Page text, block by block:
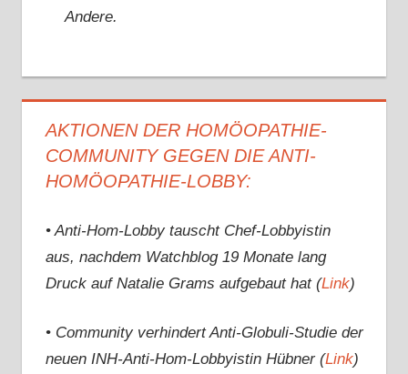
Andere.
AKTIONEN DER HOMÖOPATHIE-
COMMUNITY GEGEN DIE ANTI-
HOMÖOPATHIE-LOBBY:
• Anti-Hom-Lobby tauscht Chef-Lobbyistin
aus, nachdem Watchblog 19 Monate lang
Druck auf Natalie Grams aufgebaut hat (Link)
• Community verhindert Anti-Globuli-Studie der
neuen INH-Anti-Hom-Lobbyistin Hübner (Link)